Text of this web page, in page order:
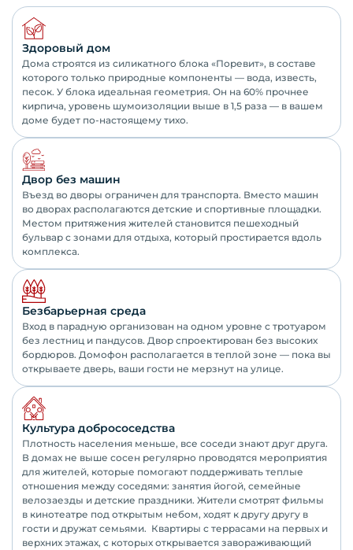
Здоровый дом
Дома строятся из силикатного блока «Поревит», в составе
которого только природные компоненты — вода, известь,
песок. У блока идеальная геометрия. Он на 60% прочнее
кирпича, уровень шумоизоляции выше в 1,5 раза — в вашем
доме будет по-настоящему тихо.
Двор без машин
Въезд во дворы ограничен для транспорта. Вместо машин
во дворах располагаются детские и спортивные площадки.
Местом притяжения жителей становится пешеходный
бульвар с зонами для отдыха, который простирается вдоль
комплекса.
Безбарьерная среда
Вход в парадную организован на одном уровне с тротуаром
без лестниц и пандусов. Двор спроектирован без высоких
бордюров. Домофон располагается в теплой зоне — пока вы
открываете дверь, ваши гости не мерзнут на улице.
Культура добрососедства
Плотность населения меньше, все соседи знают друг друга.
В домах не выше сосен регулярно проводятся мероприятия
для жителей, которые помогают поддерживать теплые
отношения между соседями: занятия йогой, семейные
велозаезды и детские праздники. Жители смотрят фильмы
в кинотеатре под открытым небом, ходят к другу другу в
гости и дружат семьями. Квартиры с террасами на первых и
верхних этажах, с которых открывается завораживающий